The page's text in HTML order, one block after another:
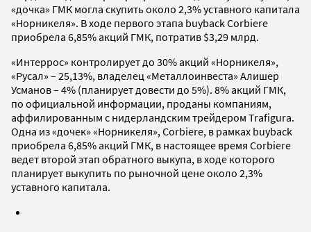
«дочка» ГМК могла скупить около 2,3% уставного капитала
«Норникеля». В ходе первого этапа buyback Corbiere
приобрела 6,85% акций ГМК, потратив $3,29 млрд.
«Интеррос» контролирует до 30% акций «Норникеля»,
«Русал» – 25,13%, владелец «Металлоинвеста» Алишер
Усманов – 4% (планирует довести до 5%). 8% акций ГМК,
по официальной информации, проданы компаниям,
аффилированным с нидерландским трейдером Trafigura.
Одна из «дочек» «Норникеля», Corbiere, в рамках buyback
приобрела 6,85% акций ГМК, в настоящее время Corbiere
ведет второй этап обратного выкупа, в ходе которого
планирует выкупить по рыночной цене около 2,3%
уставного капитала.